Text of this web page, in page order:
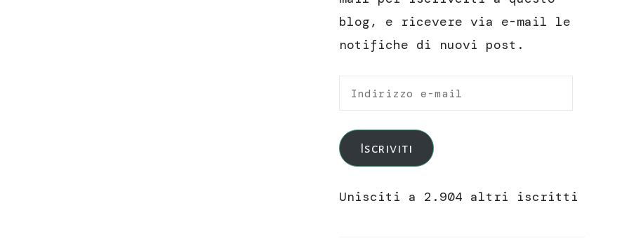
blog, e ricevere via e-mail le
notifiche di nuovi post.
Indirizzo
mail
Iscriviti
Unisciti a 2.904 altri iscritti